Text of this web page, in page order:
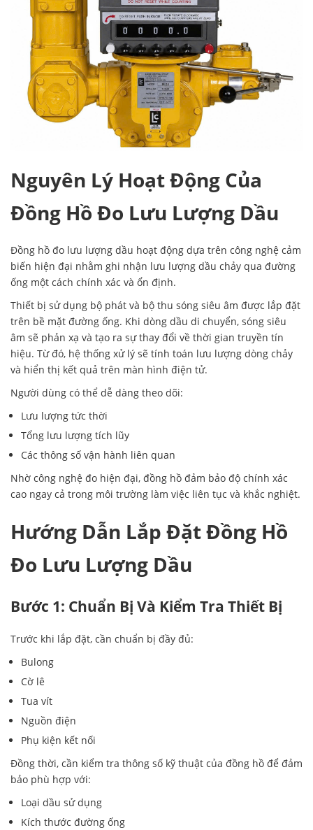
Nguyên Lý Hoạt Động Của
Đồng Hồ Đo Lưu Lượng Dầu
Đồng hồ đo lưu lượng dầu hoạt động dựa trên công nghệ cảm
biến hiện đại nhằm ghi nhận lưu lượng dầu chảy qua đường
ống một cách chính xác và ổn định.
Thiết bị sử dụng bộ phát và bộ thu sóng siêu âm được lắp đặt
trên bề mặt đường ống. Khi dòng dầu di chuyển, sóng siêu
âm sẽ phản xạ và tạo ra sự thay đổi về thời gian truyền tín
hiệu. Từ đó, hệ thống xử lý sẽ tính toán lưu lượng dòng chảy
và hiển thị kết quả trên màn hình điện tử.
Người dùng có thể dễ dàng theo dõi:
Lưu lượng tức thời
Tổng lưu lượng tích lũy
Các thông số vận hành liên quan
Nhờ công nghệ đo hiện đại, đồng hồ đảm bảo độ chính xác
cao ngay cả trong môi trường làm việc liên tục và khắc nghiệt.
Hướng Dẫn Lắp Đặt Đồng Hồ
Đo Lưu Lượng Dầu
Bước 1: Chuẩn Bị Và Kiểm Tra Thiết Bị
Trước khi lắp đặt, cần chuẩn bị đầy đủ:
Bulong
Cờ lê
Tua vít
Nguồn điện
Phụ kiện kết nối
Đồng thời, cần kiểm tra thông số kỹ thuật của đồng hồ để đảm
bảo phù hợp với:
Loại dầu sử dụng
Kích thước đường ống